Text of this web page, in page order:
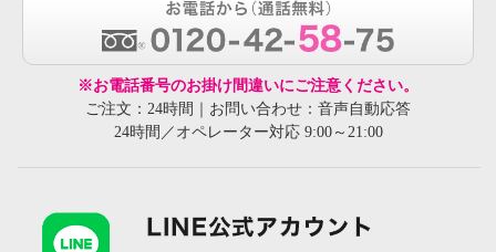
※お電話番号のお掛け間違いにご注意ください。
ご注文：24時間｜お問い合わせ：音声自動応答
24時間／オペレーター対応 9:00～21:00